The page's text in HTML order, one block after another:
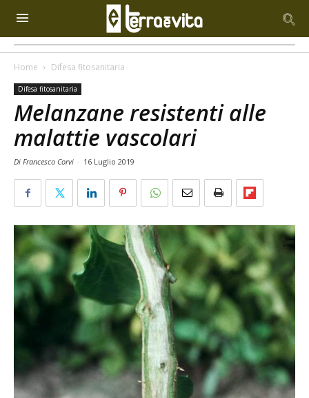
Home Difesa fitosanitaria
Difesa fitosanitaria
Melanzane resistenti alle
malattie vascolari
Di Francesco Corvi - 16 Luglio 2019